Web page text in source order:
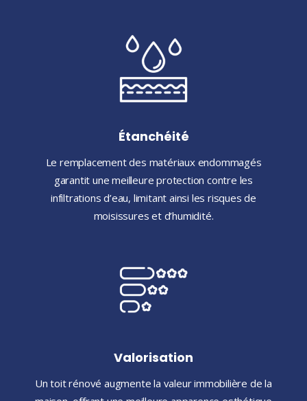
Étanchéité
Le remplacement des matériaux endommagés
garantit une meilleure protection contre les
infiltrations d’eau, limitant ainsi les risques de
moisissures et d’humidité.
Valorisation
Un toit rénové augmente la valeur immobilière de la